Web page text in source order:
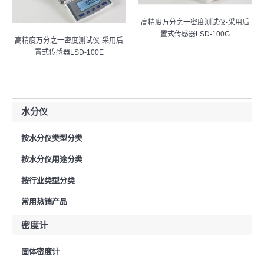
高精度万分之一密度测试仪-采用后
置式传感器LSD-100E
高精度万分之一密度测试仪-采用后
置式传感器LSD-100G
水分仪
按水分仪类型分类
按水分仪用途分类
按行业类型分类
常用热销产品
密度计
固体密度计